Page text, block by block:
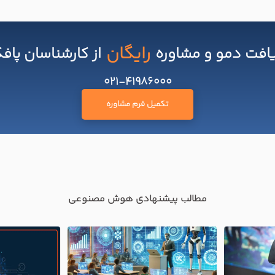
دمو و مشاوره رایگان از کارشناسان
021-41986000
تکمیل فرم مشاوره
مطالب پیشنهادی هوش مصنوعی